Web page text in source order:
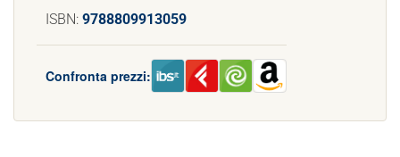
ISBN: 9788809913059
Confronta prezzi: